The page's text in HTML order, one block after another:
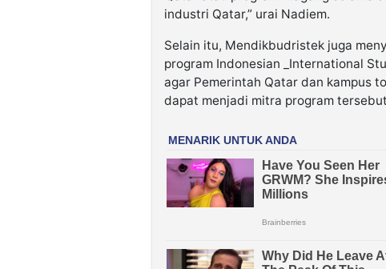
industri Qatar,” urai Nadiem.
Selain itu, Mendikbudristek juga
program Indonesian _International
agar Pemerintah Qatar dan kampus
dapat menjadi mitra program